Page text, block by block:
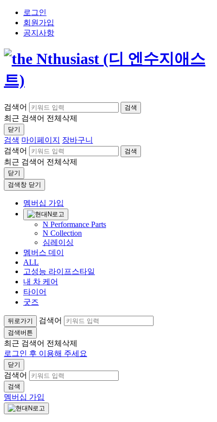
로그인
회원가입
공지사항
검색어 검색
최근 검색어 전체삭제
닫기
검색 마이페이지
장바구니
검색어
검색
최근 검색어 전체삭제
닫기
검색창 닫기
멤버십 가입
N Performance Parts
N Collection
심레이싱
멤버스 데이
ALL
고성능 라이프스타일
내 차 케어
타이어
굿즈
뒤로가기 검색어
검색버튼
최근 검색어 전체삭제
로그인 후 이용해 주세요
닫기
검색어
검색
멤버십 가입